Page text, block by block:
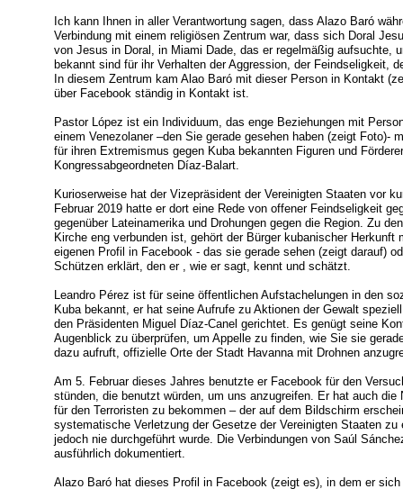
Ich kann Ihnen in aller Verantwortung sagen, dass Alazo Baró
Verbindung mit einem religiösen Zentrum war, dass sich Doral
von Jesus in Doral, in Miami Dade, das er regelmäßig aufsuchte,
bekannt sind für ihr Verhalten der Aggression, der Feindseligkeit,
In diesem Zentrum kam Alao Baró mit dieser Person in Kontakt
über Facebook ständig in Kontakt ist.
Pastor López ist ein Individuum, das enge Beziehungen mit
einem Venezolaner –den Sie gerade gesehen haben (zeigt Foto)-
für ihren Extremismus gegen Kuba bekannten Figuren und
Kongressabgeordneten Díaz-Balart.
Kurioserweise hat der Vizepräsident der Vereinigten Staaten vor
Februar 2019 hatte er dort eine Rede von offener Feindseligkeit
gegenüber Lateinamerika und Drohungen gegen die Region. Zu
Kirche eng verbunden ist, gehört der Bürger kubanischer
eigenen Profil in Facebook - das sie gerade sehen (zeigt darauf)
Schützen erklärt, den er , wie er sagt, kennt und schätzt.
Leandro Pérez ist für seine öffentlichen Aufstachelungen in den
Kuba bekannt, er hat seine Aufrufe zu Aktionen der Gewalt
den Präsidenten Miguel Díaz-Canel gerichtet. Es genügt seine
Augenblick zu überprüfen, um Appelle zu finden, wie Sie sie
dazu aufruft, offizielle Orte der Stadt Havanna mit Drohnen
Am 5. Februar dieses Jahres benutzte er Facebook für den
stünden, die benutzt würden, um uns anzugreifen. Er hat auch
für den Terroristen zu bekommen – der auf dem Bildschirm
systematische Verletzung der Gesetze der Vereinigten Staaten zu
jedoch nie durchgeführt wurde. Die Verbindungen von Saúl
ausführlich dokumentiert.
Alazo Baró hat dieses Profil in Facebook (zeigt es), in dem er